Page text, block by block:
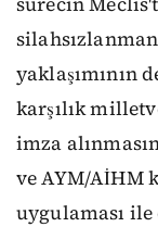
yaklaşımının
karşılık
imza
ve AYM/AİHM
uygulaması